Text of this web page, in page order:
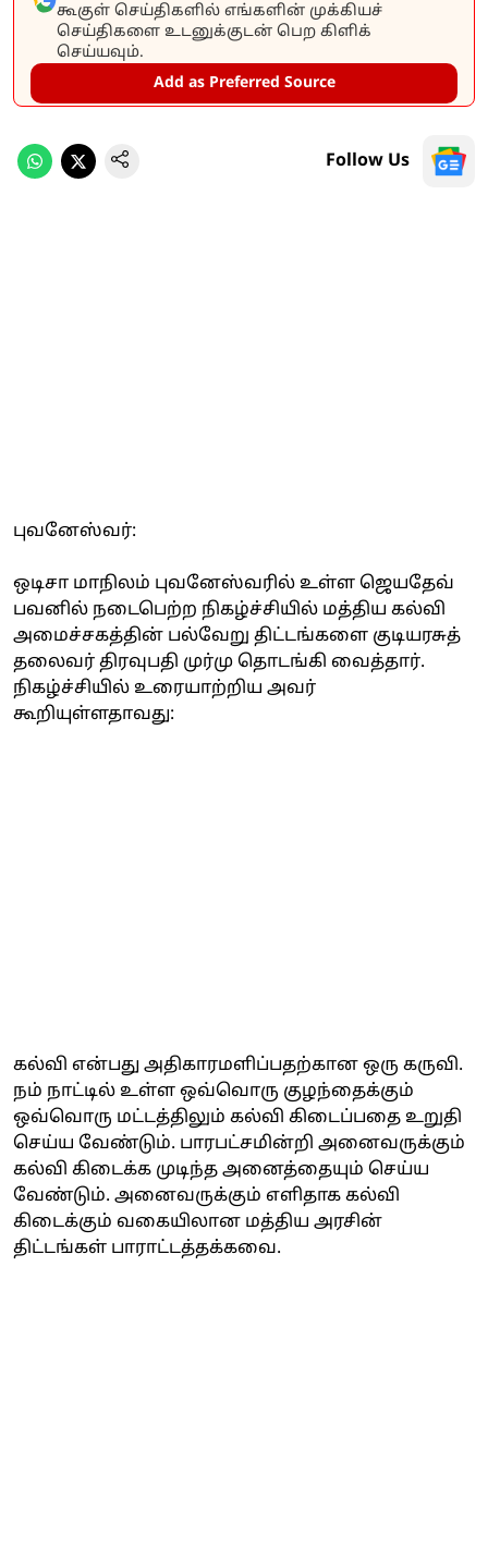
கூகுள் செய்திகளில் எங்களின் முக்கியச்
செய்திகளை உடனுக்குடன் பெற கிளிக்
செய்யவும்.
Add as Preferred Source
Follow Us
புவனேஸ்வர்:
ஒடிசா மாநிலம் புவனேஸ்வரில் உள்ள ஜெயதேவ்
பவனில் நடைபெற்ற நிகழ்ச்சியில் மத்திய கல்வி
அமைச்சகத்தின் பல்வேறு திட்டங்களை குடியரசுத்
தலைவர் திரவுபதி முர்மு தொடங்கி வைத்தார்.
நிகழ்ச்சியில் உரையாற்றிய அவர்
கூறியுள்ளதாவது:
கல்வி என்பது அதிகாரமளிப்பதற்கான ஒரு கருவி.
நம் நாட்டில் உள்ள ஒவ்வொரு குழந்தைக்கும்
ஒவ்வொரு மட்டத்திலும் கல்வி கிடைப்பதை உறுதி
செய்ய வேண்டும். பாரபட்சமின்றி அனைவருக்கும்
கல்வி கிடைக்க முடிந்த அனைத்தையும் செய்ய
வேண்டும். அனைவருக்கும் எளிதாக கல்வி
கிடைக்கும் வகையிலான மத்திய அரசின்
திட்டங்கள் பாராட்டத்தக்கவை.